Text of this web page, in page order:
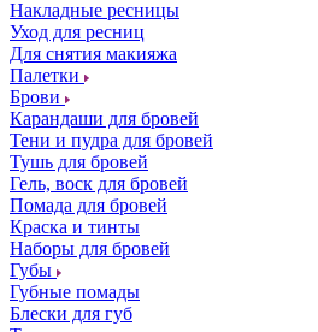
Накладные ресницы
Уход для ресниц
Для снятия макияжа
Палетки
Брови
Карандаши для бровей
Тени и пудра для бровей
Тушь для бровей
Гель, воск для бровей
Помада для бровей
Краска и тинты
Наборы для бровей
Губы
Губные помады
Блески для губ